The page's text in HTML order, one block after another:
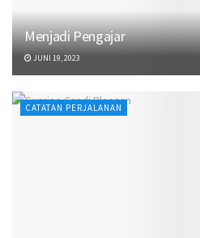
Menjadi Pengajar
JUNI 19, 2023
CATATAN PERJALANAN